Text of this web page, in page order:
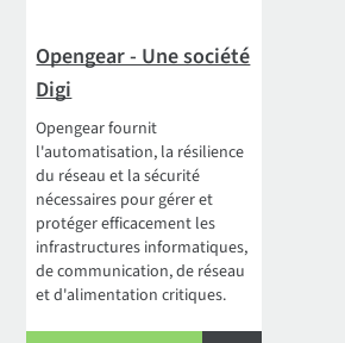
Opengear - Une société
Digi
Opengear fournit
l'automatisation, la résilience
du réseau et la sécurité
nécessaires pour gérer et
protéger efficacement les
infrastructures informatiques,
de communication, de réseau
et d'alimentation critiques.